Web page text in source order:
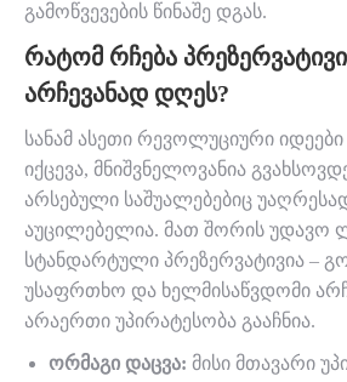
გამოწვევების წინაშე დგას.
ᲠᲐᲢᲝᲛ ᲠᲩᲔᲑᲐ
ᲐᲠᲩᲔᲕᲐᲜᲐᲓ ᲓᲦᲔᲡ?
სანამ ასეთი რევოლუციური
იქცევა, მნიშვნელოვანია
არსებული საშუალებებიც
აუცილებელია. მათ შორის უდავო
სტანდარტული პრეზერვატივია –
უსაფრთხო და ხელმისაწვდომი
არაერთი უპირატესობა გააჩნია.
ორმაგი დაცვა: მისი მთავარი